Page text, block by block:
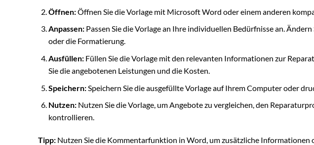
Öffnen:Öffnen Sie die Vorlage mit Microsoft Word oder einem anderen
Anpassen:Passen Sie die Vorlage an Ihre individuellen Bedürfnisse an.
oder die Formatierung.
Ausfüllen:Füllen Sie die Vorlage mit den relevanten Informationen zur
Sie die angebotenen Leistungen und die Kosten.
Speichern:Speichern Sie die ausgefüllte Vorlage auf Ihrem Computer oder
Nutzen:Nutzen Sie die Vorlage, um Angebote zu vergleichen, den
kontrollieren.
Tipp: Nutzen Sie die Kommentarfunktion in Word, um zusätzliche Informationen